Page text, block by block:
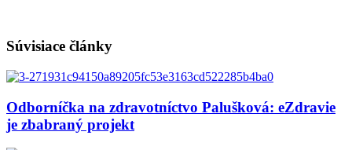
Súvisiace články
Odborníčka na zdravotníctvo Palušková: eZdravie
je zbabraný projekt